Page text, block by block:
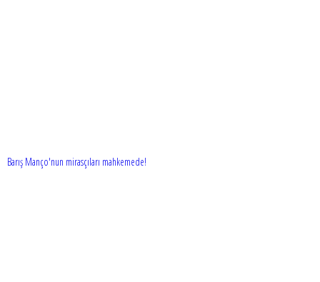
Barış Manço'nun mirasçıları mahkemede!